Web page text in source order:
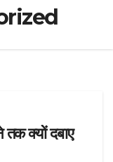
तक क्यों दबाए